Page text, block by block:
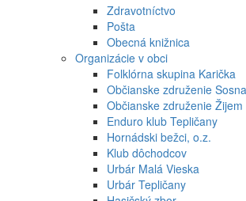
Zdravotníctvo
Pošta
Obecná knižnica
Organizácie v obci
Folklórna skupina Karička
Občianske združenie Sosna
Občianske združenie Žijem
Enduro klub Tepličany
Hornádski bežci, o.z.
Klub dôchodcov
Urbár Malá Vieska
Urbár Tepličany